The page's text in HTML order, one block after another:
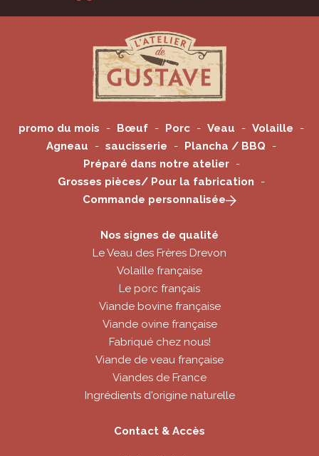
promo du mois Bœuf Porc Veau
Volaille
Agneau
saucisserie
Plancha / BBQ
Préparé dans notre atelier
Grosses pièces/ Pour la fabrication
Commande personnalisée
Nos signes de qualité
Le Veau des Frères Drevon
Volaille française
Le porc français
Viande bovine française
Viande ovine française
Fabriqué chez nous!
Viande de veau française
Viandes de France
Ingrédients d'origine naturelle
Contact & Accès